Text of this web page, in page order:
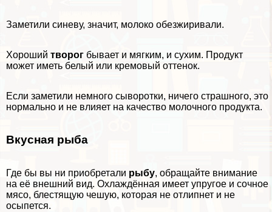
Заметили синеву, значит, молоко обезжиривали.
Хороший творог бывает и мягким, и сухим. Продукт
может иметь белый или кремовый оттенок.
Если заметили немного сыворотки, ничего страшного, это
нормально и не влияет на качество молочного продукта.
Вкусная рыба
Где бы вы ни приобретали рыбу, обращайте внимание
на её внешний вид. Охлаждённая имеет упругое и сочное
мясо, блестящую чешую, которая не отлипнет и не
осыпется.